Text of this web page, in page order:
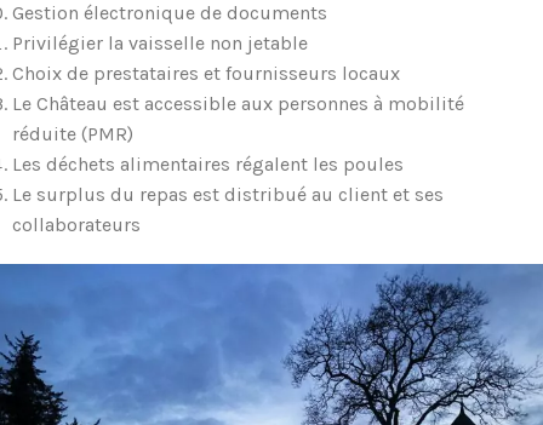
Gestion électronique de documents
Privilégier la vaisselle non jetable
Choix de prestataires et fournisseurs locaux
Le Château est accessible aux personnes à mobilité
réduite (PMR)
Les déchets alimentaires régalent les poules
Le surplus du repas est distribué au client et ses
collaborateurs